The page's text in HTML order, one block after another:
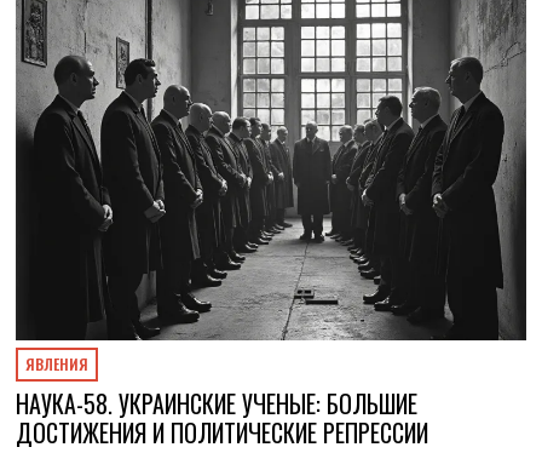
ЯВЛЕНИЯ
НАУКА-58. УКРАИНСКИЕ УЧЕНЫЕ: БОЛЬШИЕ
ДОСТИЖЕНИЯ И ПОЛИТИЧЕСКИЕ РЕПРЕССИИ